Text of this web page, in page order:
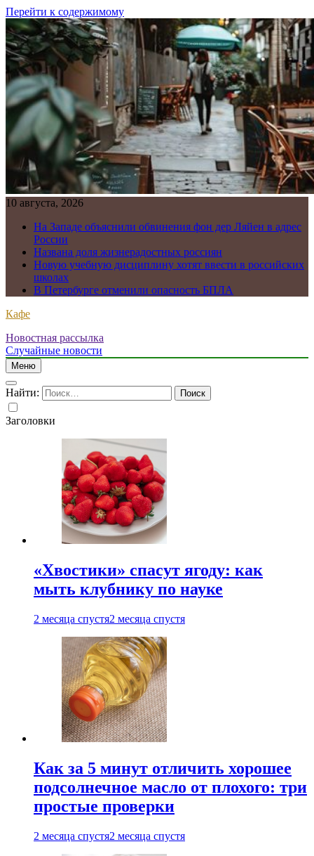
Перейти к содержимому
10 августа, 2026
На Западе объяснили обвинения фон дер Ляйен в адрес
России
Названа доля жизнерадостных россиян
Новую учебную дисциплину хотят ввести в российских
школах
В Петербурге отменили опасность БПЛА
Кафе
Новостная рассылка
Случайные новости
Меню
Найти:
Заголовки
«Хвостики» спасут ягоду: как
мыть клубнику по науке
2 месяца спустя2 месяца спустя
Как за 5 минут отличить хорошее
подсолнечное масло от плохого: три
простые проверки
2 месяца спустя2 месяца спустя